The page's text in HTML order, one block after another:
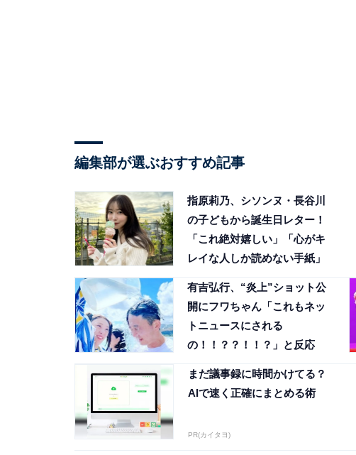
編集部が選ぶおすすめ記事
指原莉乃、シソンヌ・長谷川
の子どもから誕生日レター！
「これ絶対嬉しい」「心がキ
レイな人しか読めない手紙」
有吉弘行、“炎上”ショット公
開にフワちゃん「これもネッ
トニュースにされる
の！！？？！！？」と反応
まだ議事録に時間かけてる？
AIで速く正確にまとめる術
PR(カイタヨ)